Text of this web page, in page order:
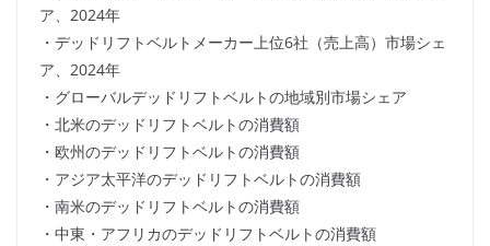
ア、2024年
・デッドリフトベルトメーカー上位6社（売上高）市場シェ
ア、2024年
・グローバルデッドリフトベルトの地域別市場シェア
・北米のデッドリフトベルトの消費額
・欧州のデッドリフトベルトの消費額
・アジア太平洋のデッドリフトベルトの消費額
・南米のデッドリフトベルトの消費額
・中東・アフリカのデッドリフトベルトの消費額